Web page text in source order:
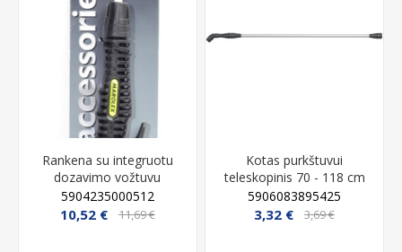
Rankena su integruotu
dozavimo vožtuvu
MAROLEX
5904235000512
10,52 € 11,69 €
Kotas purkštuvui
teleskopinis 70 - 118 cm
Flo
5906083895425
3,32 € 3,69 €